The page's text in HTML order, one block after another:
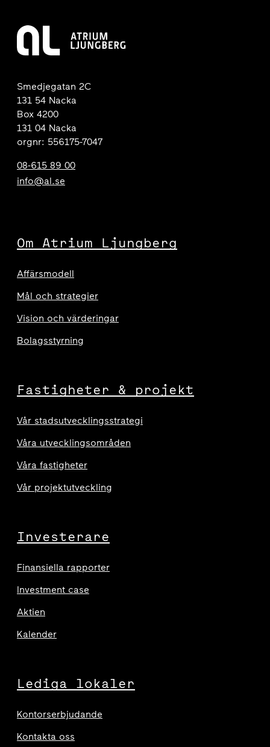
Smedjegatan 2C
131 54 Nacka
Box 4200
131 04 Nacka
orgnr: 556175-7047
08-615 89 00
info@al.se
Om Atrium Ljungberg
Affärsmodell
Mål och strategier
Vision och värderingar
Bolagsstyrning
Fastigheter & projekt
Vår stadsutvecklingsstrategi
Våra utvecklingsområden
Våra fastigheter
Vår projektutveckling
Investerare
Finansiella rapporter
Investment case
Aktien
Kalender
Lediga lokaler
Kontorserbjudande
Kontakta oss